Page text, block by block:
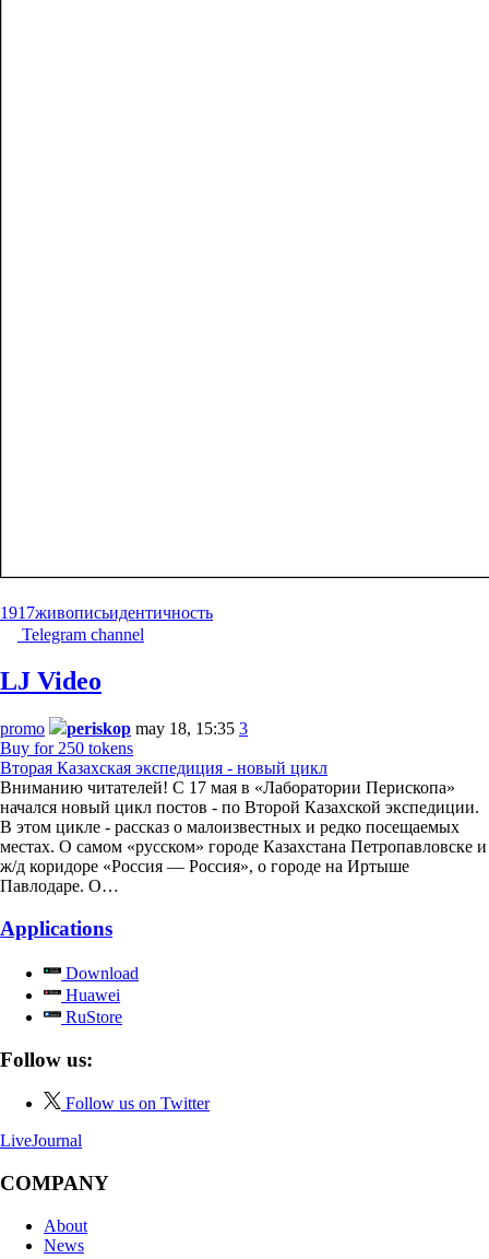
1917живописьидентичность
Telegram channel
LJ Video
promo periskop may 18, 15:35 3
Buy for 250 tokens
Вторая Казахская экспедиция - новый цикл
Вниманию читателей! С 17 мая в «Лаборатории Перископа»
начался новый цикл постов - по Второй Казахской экспедиции.
В этом цикле - рассказ о малоизвестных и редко посещаемых
местах. О самом «русском» городе Казахстана Петропавловске и
ж/д коридоре «Россия — Россия», о городе на Иртыше
Павлодаре. О…
Applications
Download
Huawei
RuStore
Follow us:
Follow us on Twitter
LiveJournal
COMPANY
About
News